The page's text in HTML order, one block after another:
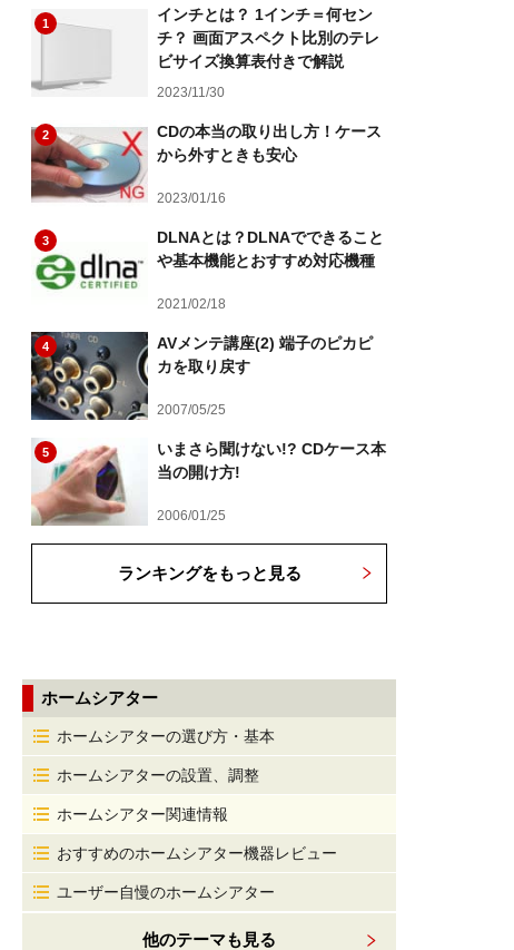
1
インチとは？ 1インチ＝何セン
チ？ 画面アスペクト比別のテレ
ビサイズ換算表付きで解説
2023/11/30
2
CDの本当の取り出し方！ケース
から外すときも安心
2023/01/16
3
DLNAとは？DLNAでできること
や基本機能とおすすめ対応機種
2021/02/18
4
AVメンテ講座(2) 端子のピカピ
カを取り戻す
2007/05/25
5
いまさら聞けない!? CDケース本
当の開け方!
2006/01/25
ランキングをもっと見る
ホームシアター
ホームシアターの選び方・基本
ホームシアターの設置、調整
ホームシアター関連情報
おすすめのホームシアター機器レビュー
ユーザー自慢のホームシアター
他のテーマも見る